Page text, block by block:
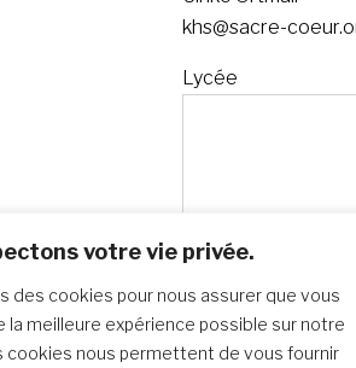
votre vie privée.
des cookies pour nous assurer que vous
la meilleure expérience possible sur notre
cookies nous permettent de vous fournir
khs@sacre-
Lycée